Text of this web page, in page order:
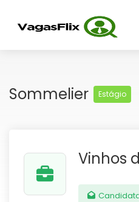
Sommelier Estágio
Vinhos